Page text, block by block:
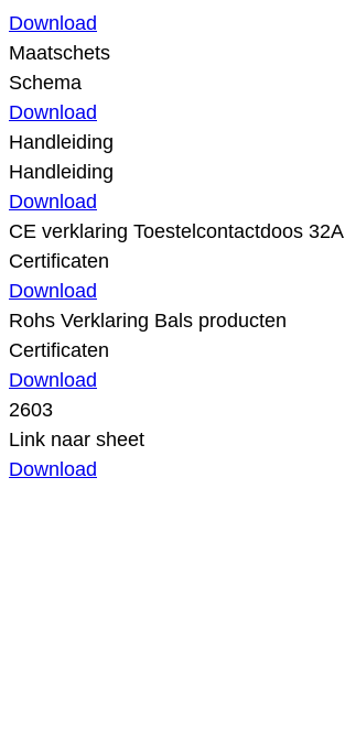
Download
Maatschets
Schema
Download
Handleiding
Handleiding
Download
CE verklaring Toestelcontactdoos 32A
Certificaten
Download
Rohs Verklaring Bals producten
Certificaten
Download
2603
Link naar sheet
Download